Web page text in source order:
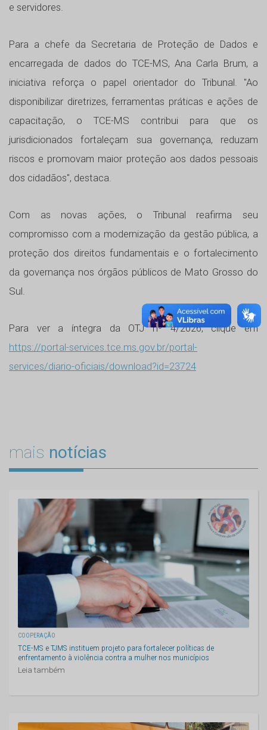
e servidores.
Para a chefe da Secretaria de Proteção de Dados e
encarregada de dados do TCE-MS, Ana Carla Brum, a
iniciativa reforça o papel orientador do Tribunal. "Ao
disponibilizar diretrizes, ferramentas práticas e ações de
capacitação, o TCE-MS contribui para que os
jurisdicionados fortaleçam sua governança, reduzam
riscos e promovam maior proteção aos dados pessoais
dos cidadãos", destaca.
Com as novas ações, o Tribunal reafirma seu
compromisso com a modernização da gestão pública, a
proteção dos direitos fundamentais e o fortalecimento
da governança nos órgãos públicos de Mato Grosso do
Sul.
Para ver a íntegra da OTJ nº 4/2026, clique em
https://portal-services.tce.ms.gov.br/portal-
services/diario-oficiais/download?id=23724
mais notícias
COOPERAÇÃO
TCE-MS e TJMS instituem projeto para fortalecer políticas de
enfrentamento à violência contra a mulher nos municípios
Leia também